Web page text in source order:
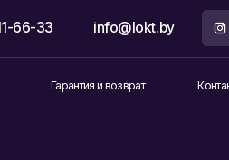
info@lokt.by